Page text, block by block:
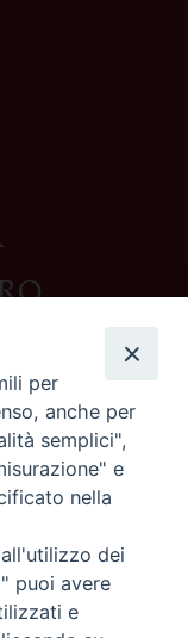
per
anche per
semplici",
e
nella
dei
puoi avere
e